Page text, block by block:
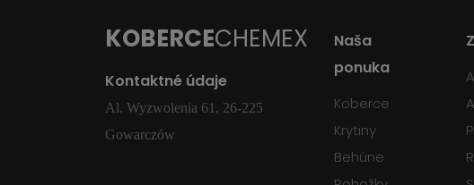
KOBERCECHEMEX
Kontaktné údaje
Al. Wyzwolenia 61, 26-225
Gowarczów
Naša
ponuka
Koberce
Krytiny
Behúne